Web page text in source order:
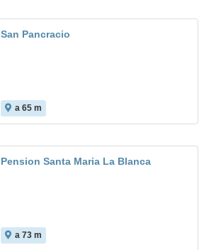
San Pancracio
a 65 m
Pension Santa Maria La Blanca
a 73 m